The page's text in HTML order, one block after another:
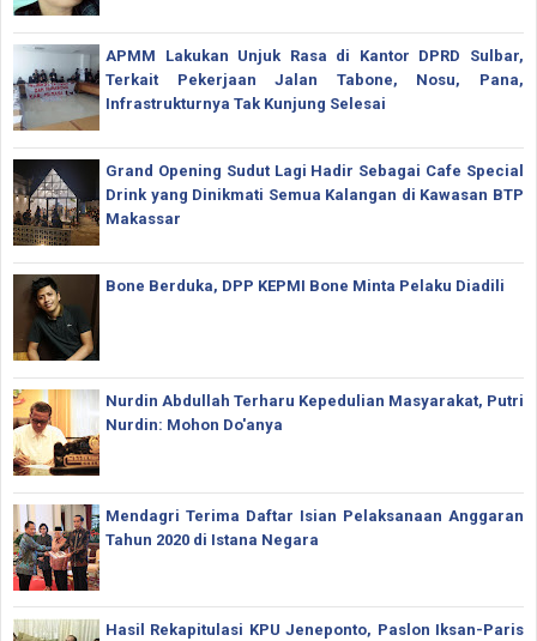
APMM Lakukan Unjuk Rasa di Kantor DPRD Sulbar,
Terkait Pekerjaan Jalan Tabone, Nosu, Pana,
Infrastrukturnya Tak Kunjung Selesai
Grand Opening Sudut Lagi Hadir Sebagai Cafe Special
Drink yang Dinikmati Semua Kalangan di Kawasan BTP
Makassar
Bone Berduka, DPP KEPMI Bone Minta Pelaku Diadili
Nurdin Abdullah Terharu Kepedulian Masyarakat, Putri
Nurdin: Mohon Do'anya
Mendagri Terima Daftar Isian Pelaksanaan Anggaran
Tahun 2020 di Istana Negara
Hasil Rekapitulasi KPU Jeneponto, Paslon Iksan-Paris